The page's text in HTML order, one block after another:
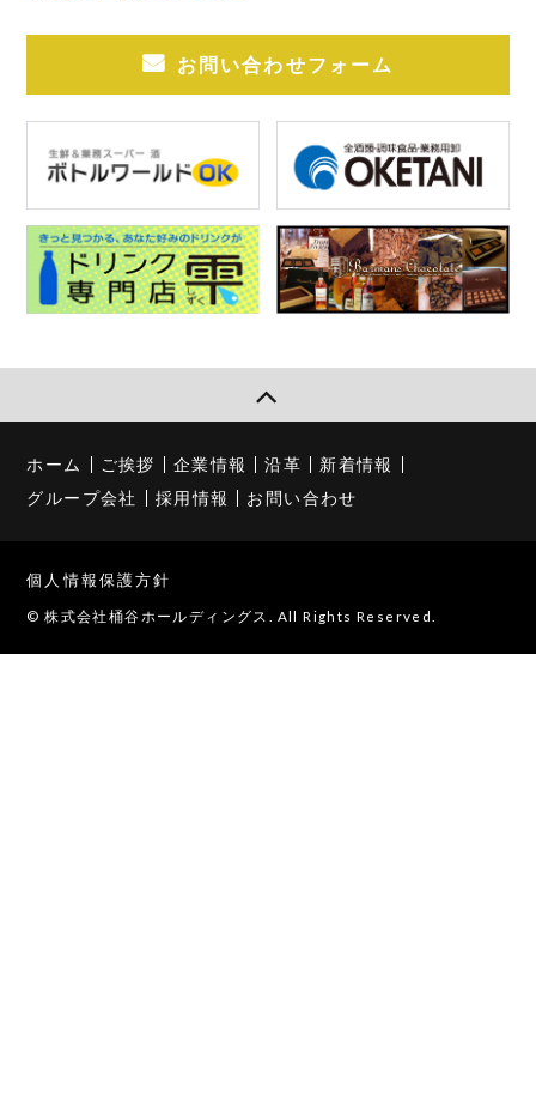
お問い合わせフォーム
ホーム ご挨拶 企業情報 沿革
新着情報
グループ会社
採用情報 お問い合わせ
個人情報保護方針
© 株式会社桶谷ホールディングス. All Rights Reserved.